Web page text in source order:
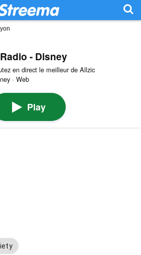
- Disney
en direct le meilleur de Allzic
· Web
Play